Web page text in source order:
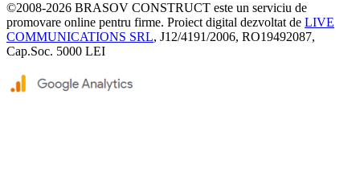
©2008-2026 BRASOV CONSTRUCT este un serviciu de
promovare online pentru firme. Proiect digital dezvoltat de LIVE
COMMUNICATIONS SRL, J12/4191/2006, RO19492087,
Cap.Soc. 5000 LEI